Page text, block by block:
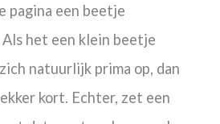
pagina een beetje
ls het een klein beetje
natuurlijk prima op, dan
kort. Echter, zet een